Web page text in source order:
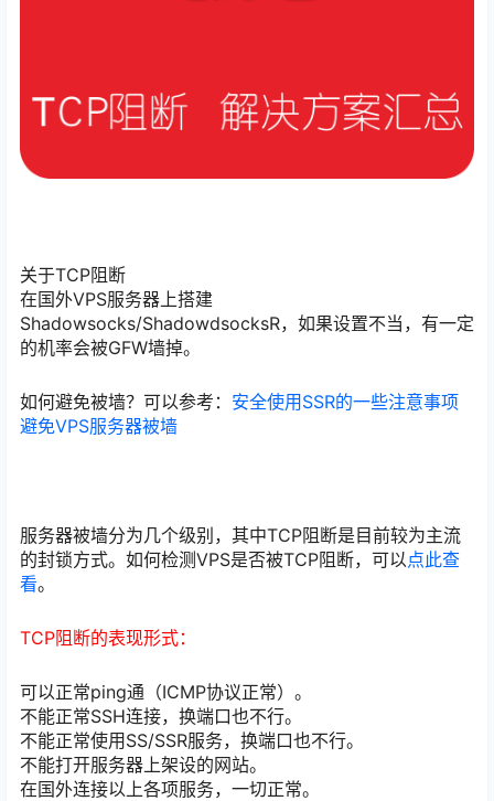
关于TCP阻断
在国外VPS服务器上搭建
Shadowsocks/ShadowdsocksR，如果设置不当，有一定
的机率会被GFW墙掉。
如何避免被墙？可以参考： 安全使用SSR的一些注意事项
避免VPS服务器被墙
服务器被墙分为几个级别，其中TCP阻断是目前较为主流
的封锁方式。如何检测VPS是否被TCP阻断，可以 点此查
看。
TCP阻断的表现形式：
可以正常ping通（ICMP协议正常）。
不能正常SSH连接，换端口也不行。
不能正常使用SS/SSR服务，换端口也不行。
不能打开服务器上架设的网站。
在国外连接以上各项服务，一切正常。